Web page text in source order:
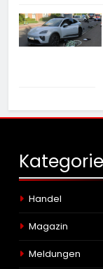
Handel
Magazin
Meldungen